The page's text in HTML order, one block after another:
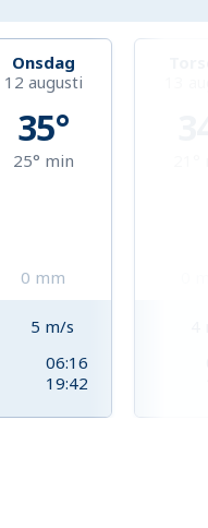
Onsdag
12 augusti
35°
25° min
0 mm
5 m/s
06:16
19:42